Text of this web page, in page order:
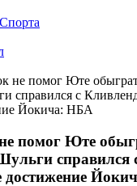
не помог Юте
справился с
Йокича: НБА
помог Юте
справился
достижение